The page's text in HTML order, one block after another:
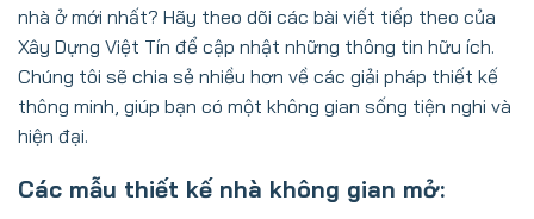
nhà ở mới nhất? Hãy theo dõi các bài viết tiếp theo của
Xây Dựng Việt Tín để cập nhật những thông tin hữu ích.
Chúng tôi sẽ chia sẻ nhiều hơn về các giải pháp thiết kế
thông minh, giúp bạn có một không gian sống tiện nghi và
hiện đại.
Các mẫu thiết kế nhà không gian mở: